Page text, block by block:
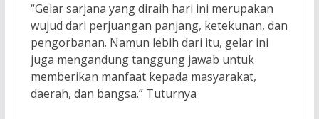
“Gelar sarjana yang diraih hari ini merupakan
wujud dari perjuangan panjang, ketekunan, dan
pengorbanan. Namun lebih dari itu, gelar ini
juga mengandung tanggung jawab untuk
memberikan manfaat kepada masyarakat,
daerah, dan bangsa.” Tuturnya